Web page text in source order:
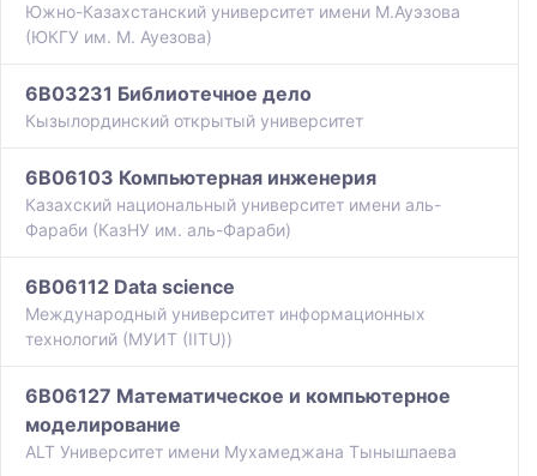
Южно-Казахстанский университет имени М.Ауэзова
(ЮКГУ им. М. Ауезова)
6B03231 Библиотечное дело
Кызылординский открытый университет
6B06103 Компьютерная инженерия
Казахский национальный университет имени аль-
Фараби (КазНУ им. аль-Фараби)
6B06112 Data science
Международный университет информационных
технологий (МУИТ (IITU))
6B06127 Математическое и компьютерное
моделирование
ALT Университет имени Мухамеджана Тынышпаева